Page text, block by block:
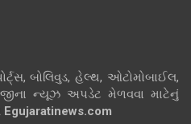
બોલિવુડ, હેલ્થ, ઓટોમોબાઈલ,
ન્યૂઝ અપડેટ મેળવવા માટેનું
Egujaratinews.com